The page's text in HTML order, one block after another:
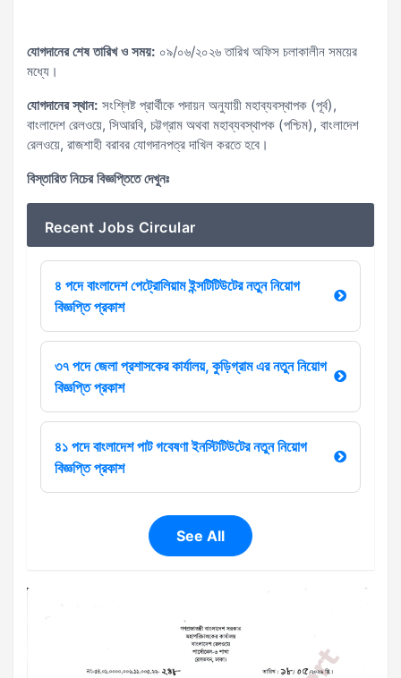
যোগদানের শেষ তারিখ ও সময়: ০৯/০৬/২০২৬ তারিখ অফিস চলাকালীন সময়ের
মধ্যে।
যোগদানের স্থান: সংশ্লিষ্ট প্রার্থীকে পদায়ন অনুযায়ী মহাব্যবস্থাপক (পূর্ব),
বাংলাদেশ রেলওয়ে, সিআরবি, চট্টগ্রাম অথবা মহাব্যবস্থাপক (পশ্চিম), বাংলাদেশ
রেলওয়ে, রাজশাহী বরাবর যোগদানপত্র দাখিল করতে হবে।
বিস্তারিত নিচের বিজ্ঞপ্তিতে দেখুনঃ
Recent Jobs Circular
৪ পদে বাংলাদেশ পেট্রোলিয়াম ইন্সটিটিউটের নতুন নিয়োগ
বিজ্ঞপ্তি প্রকাশ
৩৭ পদে জেলা প্রশাসকের কার্যালয়, কুড়িগ্রাম এর নতুন নিয়োগ
বিজ্ঞপ্তি প্রকাশ
৪১ পদে বাংলাদেশ পাট গবেষণা ইনস্টিটিউটের নতুন নিয়োগ
বিজ্ঞপ্তি প্রকাশ
See All